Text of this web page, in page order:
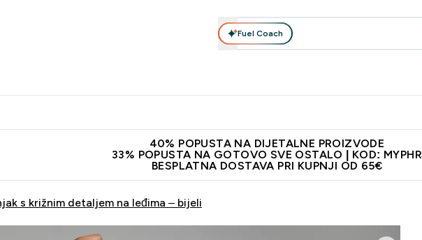
Fuel Coach
40% POPUSTA NA DIJETALNE PROIZVODE
33% POPUSTA NA GOTOVO SVE OSTALO | KOD: MYPHR
BESPLATNA DOSTAVA PRI KUPNJI OD 65€
s križnim detaljem na leđima – bijeli